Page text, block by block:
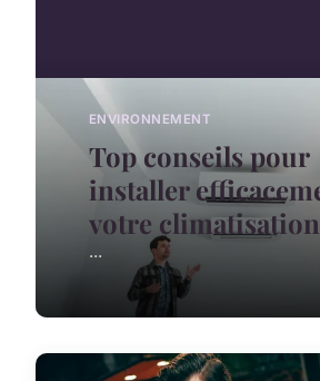
ENVIRONNEMENT
Top conseils pour
installer
votre climatisation
...